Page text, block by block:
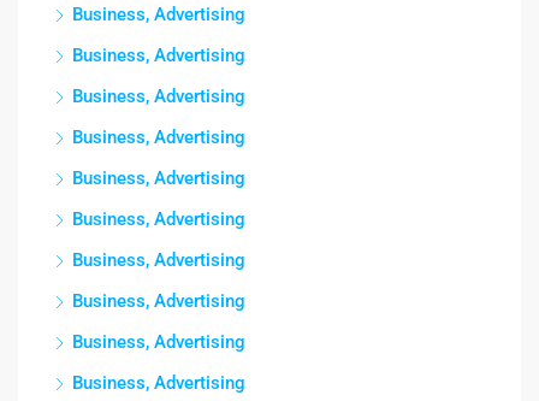
Business, Advertising
Business, Advertising
Business, Advertising
Business, Advertising
Business, Advertising
Business, Advertising
Business, Advertising
Business, Advertising
Business, Advertising
Business, Advertising